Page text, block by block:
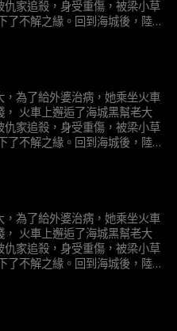
仇家追殺，身受重傷，被梁小草
了不解之緣。回到海城後，陸
，為了給外婆治病，她乘坐火車
， 火車上邂逅了海城黑幫老大
仇家追殺，身受重傷，被梁小草
了不解之緣。回到海城後，陸
，為了給外婆治病，她乘坐火車
， 火車上邂逅了海城黑幫老大
仇家追殺，身受重傷，被梁小草
了不解之緣。回到海城後，陸